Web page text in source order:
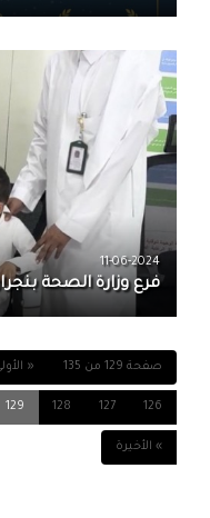
11-06-2024
فرع وزارة الصحة
صفحة 129 من 135 «
126
127
128
129
» الأخيرة